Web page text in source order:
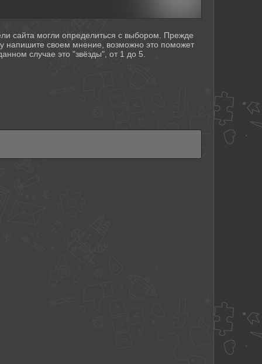
сайта могли определиться с выбором. Прежде
напишите своем мнение, возможно это поможет
случае это "звёзды", от 1 до 5.